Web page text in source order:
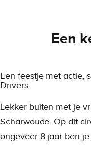
Een
Een feestje met actie,
Drivers
Lekker buiten met je
Scharwoude. Op dit
ongeveer 8 jaar ben